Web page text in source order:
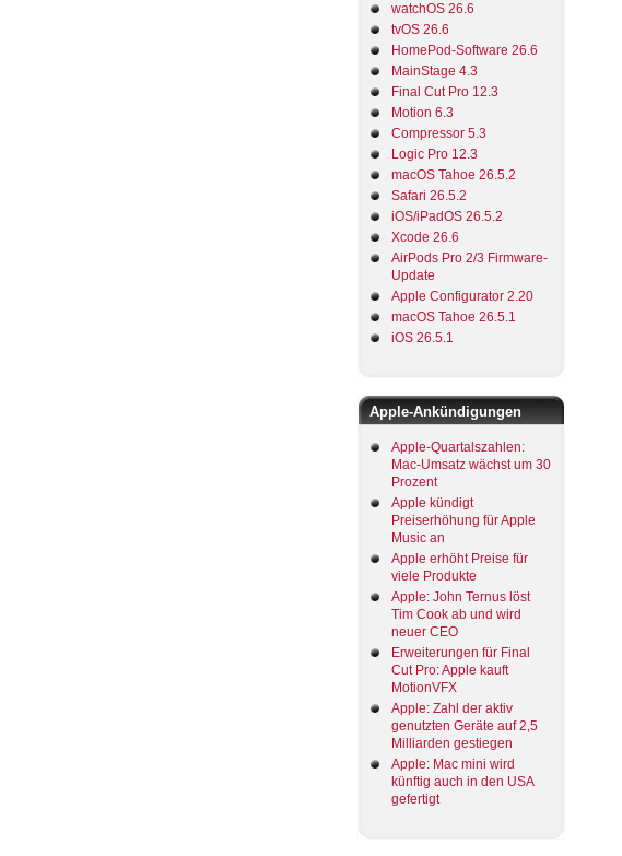
watchOS 26.6
tvOS 26.6
HomePod-Software 26.6
MainStage 4.3
Final Cut Pro 12.3
Motion 6.3
Compressor 5.3
Logic Pro 12.3
macOS Tahoe 26.5.2
Safari 26.5.2
iOS/iPadOS 26.5.2
Xcode 26.6
AirPods Pro 2/3 Firmware-
Update
Apple Configurator 2.20
macOS Tahoe 26.5.1
iOS 26.5.1
Apple-Ankündigungen
Apple-Quartalszahlen:
Mac-Umsatz wächst um 30
Prozent
Apple kündigt
Preiserhöhung für Apple
Music an
Apple erhöht Preise für
viele Produkte
Apple: John Ternus löst
Tim Cook ab und wird
neuer CEO
Erweiterungen für Final
Cut Pro: Apple kauft
MotionVFX
Apple: Zahl der aktiv
genutzten Geräte auf 2,5
Milliarden gestiegen
Apple: Mac mini wird
künftig auch in den USA
gefertigt